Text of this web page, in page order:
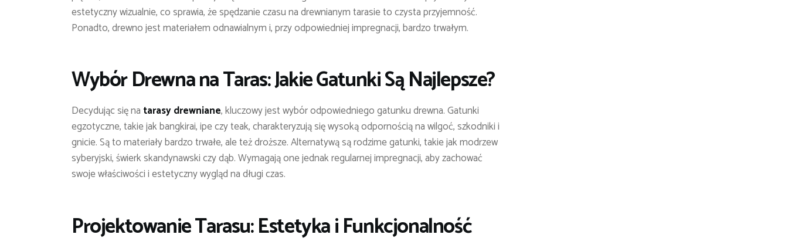
estetyczny wizualnie, co sprawia, że spędzanie czasu na drewnianym tarasie to czysta przyjemność.
Ponadto, drewno jest materiałem odnawialnym i, przy odpowiedniej impregnacji, bardzo trwałym.
Wybór Drewna na Taras: Jakie Gatunki Są Najlepsze?
Decydując się na tarasy drewniane, kluczowy jest wybór odpowiedniego gatunku drewna. Gatunki
egzotyczne, takie jak bangkirai, ipe czy teak, charakteryzują się wysoką odpornością na wilgoć, szkodniki i
gnicie. Są to materiały bardzo trwałe, ale też droższe. Alternatywą są rodzime gatunki, takie jak modrzew
syberyjski, świerk skandynawski czy dąb. Wymagają one jednak regularnej impregnacji, aby zachować
swoje właściwości i estetyczny wygląd na długi czas.
Projektowanie Tarasu: Estetyka i Funkcjonalność